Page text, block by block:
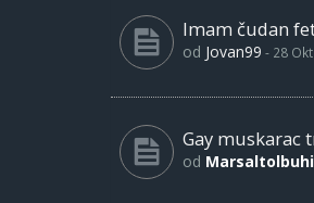
Imam čudan
od Jovan99 - 28
Gay muskarac
od